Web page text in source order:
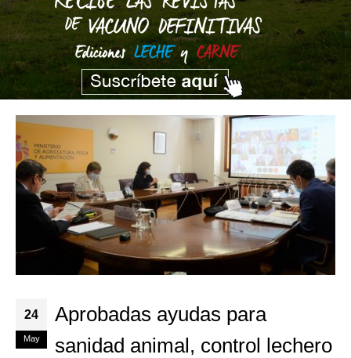
24
May
Aprobadas ayudas para
sanidad animal, control lechero